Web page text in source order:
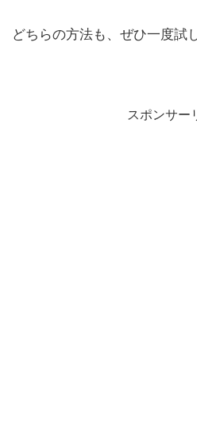
どちらの方法も、ぜひ一度試
スポンサー